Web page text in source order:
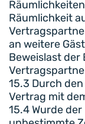
Räumlichkeit
an weitere
Beweislast
15.3 Durch
Vertrag mit
15.4 Wurde